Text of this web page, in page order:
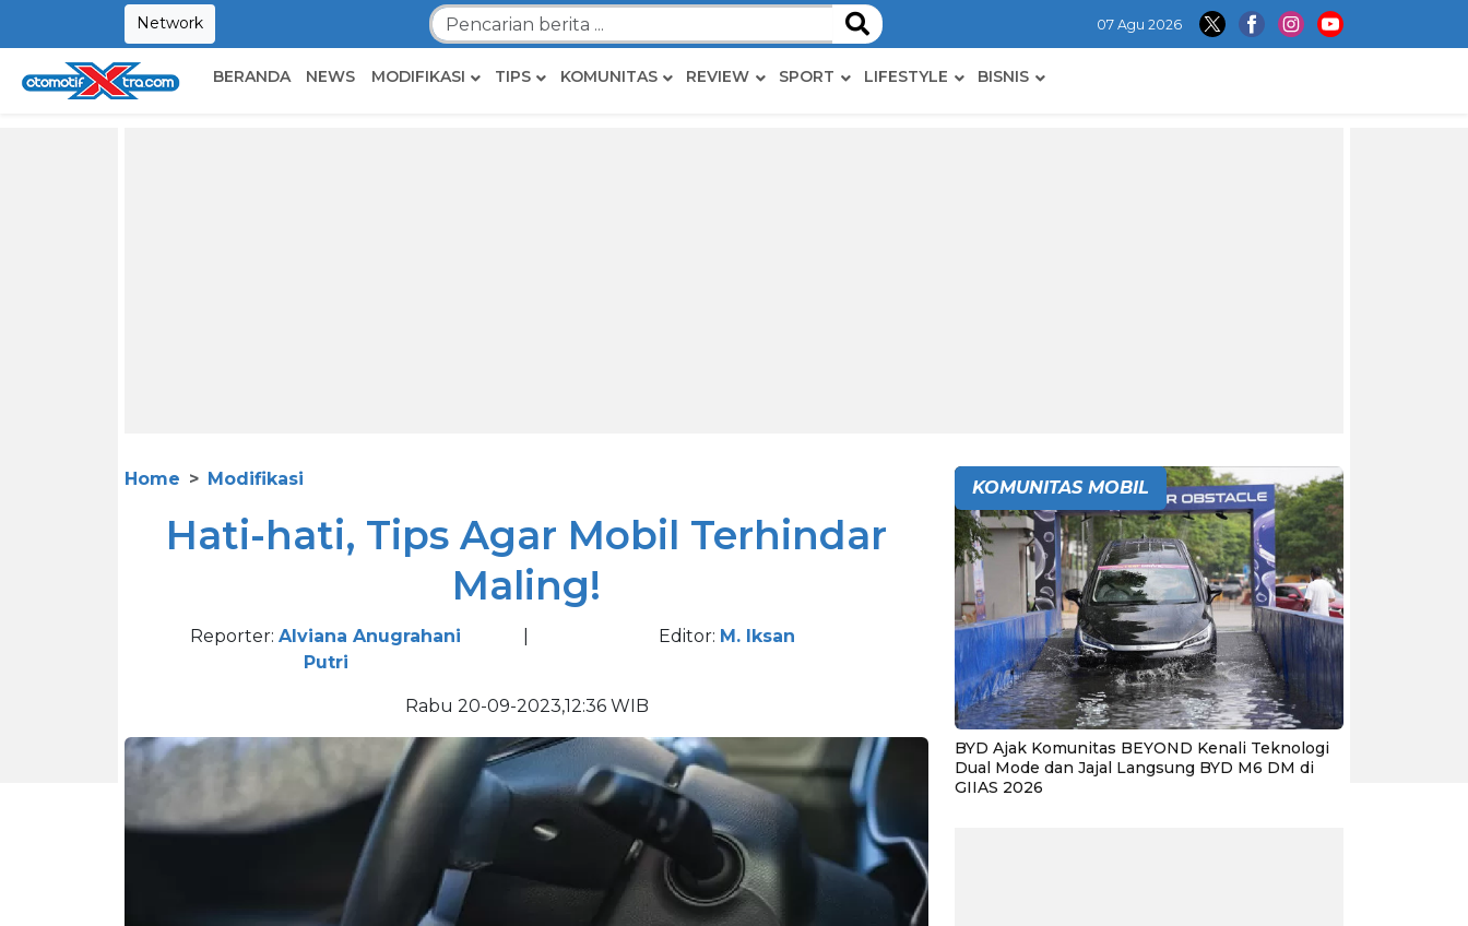
Network 07 Agu 2026
BERANDA NEWS MODIFIKASI TIPS KOMUNITAS REVIEW SPORT LIFESTYLE BISNIS
Home Modifikasi
Hati-hati, Tips Agar Mobil Terhindar
Maling!
Reporter: Alviana Anugrahani
Putri
Editor: M. Iksan
Rabu 20-09-2023,12:36 WIB
KOMUNITAS MOBIL
BYD Ajak Komunitas BEYOND Kenali Teknologi
Dual Mode dan Jajal Langsung BYD M6 DM di
GIIAS 2026